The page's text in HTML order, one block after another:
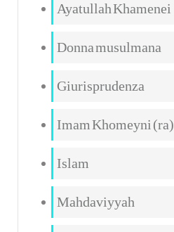
Ayatullah Khamenei
Donna musulmana
Giurisprudenza
Imam Khomeyni (ra)
Islam
Mahdaviyyah